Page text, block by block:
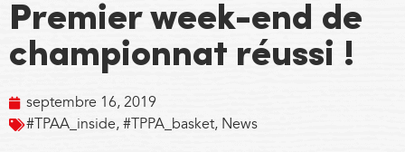
Premier week-end de
championnat réussi !
septembre 16, 2019
#TPAA_inside,#TPPA_basket, News